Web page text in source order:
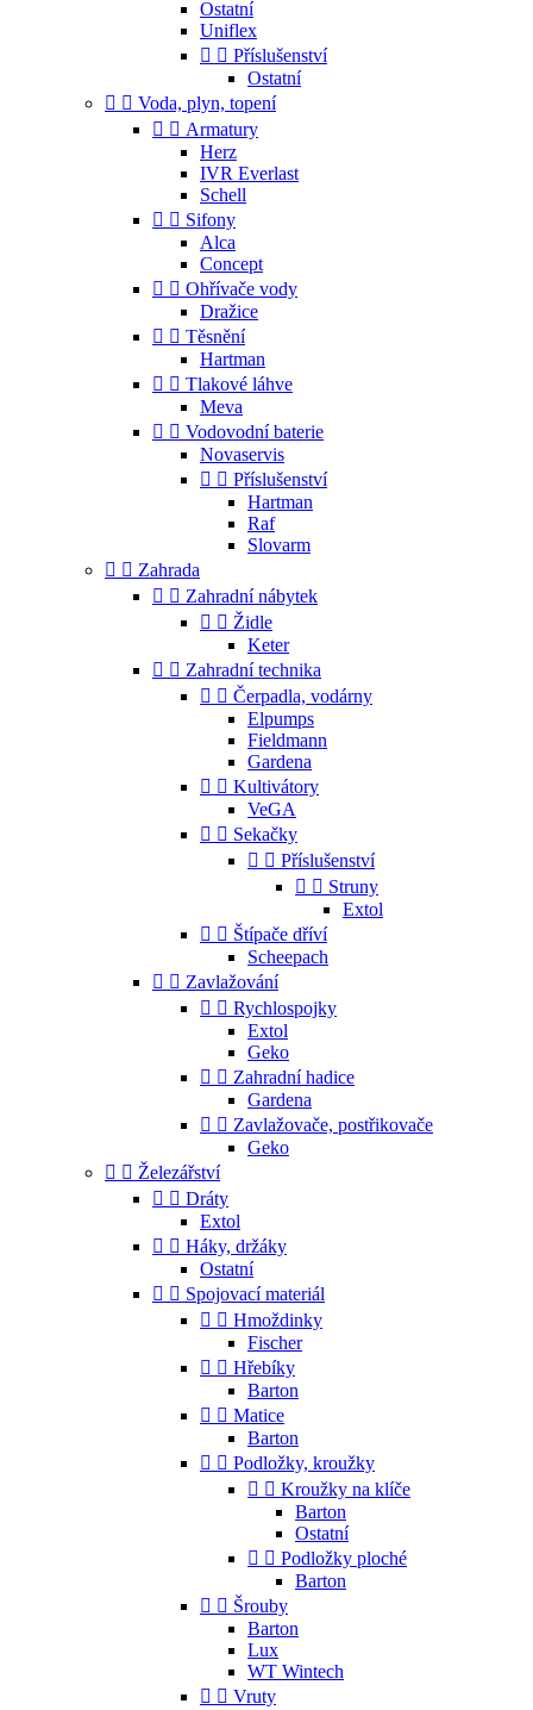
Ostatní
Uniflex
  Příslušenství
Ostatní
  Voda, plyn, topení
  Armatury
Herz
IVR Everlast
Schell
  Sifony
Alca
Concept
  Ohřívače vody
Dražice
  Těsnění
Hartman
  Tlakové láhve
Meva
  Vodovodní baterie
Novaservis
  Příslušenství
Hartman
Raf
Slovarm
  Zahrada
  Zahradní nábytek
  Židle
Keter
  Zahradní technika
  Čerpadla, vodárny
Elpumps
Fieldmann
Gardena
  Kultivátory
VeGA
  Sekačky
  Příslušenství
  Struny
Extol
  Štípače dříví
Scheepach
  Zavlažování
  Rychlospojky
Extol
Geko
  Zahradní hadice
Gardena
  Zavlažovače, postřikovače
Geko
  Železářství
  Dráty
Extol
  Háky, držáky
Ostatní
  Spojovací materiál
  Hmoždinky
Fischer
  Hřebíky
Barton
  Matice
Barton
  Podložky, kroužky
  Kroužky na klíče
Barton
Ostatní
  Podložky ploché
Barton
  Šrouby
Barton
Lux
WT Wintech
  Vruty